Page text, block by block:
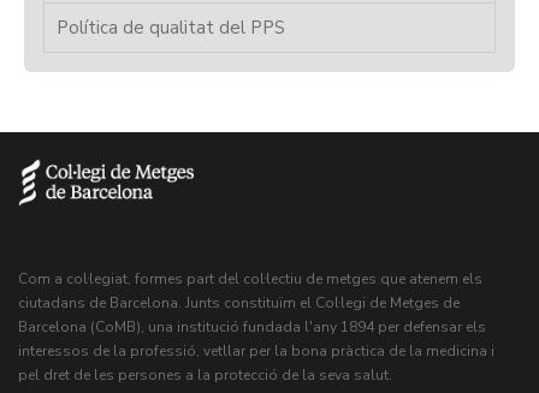
Política de qualitat del PPS
Com a col·legiat, formes part del col·lectiu de metges que atenem els
ciutadans de Barcelona. Junts constituïm el Col·legi de Metges de
Barcelona (CoMB), una institució fundada l'any 1894 per defensar els
interessos de la professió, vetllar per la bona pràctica de la medicina i
pel dret de les persones a la protecció de la seva salut.